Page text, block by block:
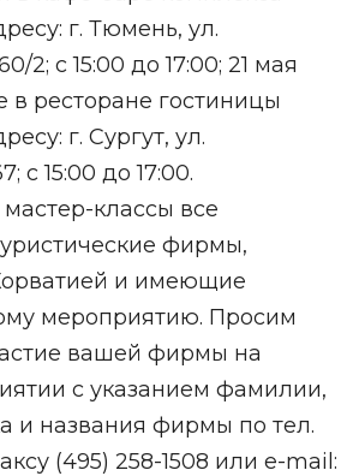
г. Тюмень, ул.
2; с 15:00 до 17:00; 21 мая
в ресторане гостиницы
г. Сургут, ул.
с 15:00 до 17:00.
классы все
фирмы,
и имеющие
мероприятию. Просим
вашей фирмы на
с указанием фамилии,
и названия фирмы по тел.
(495) 258-1508 или e-mail: